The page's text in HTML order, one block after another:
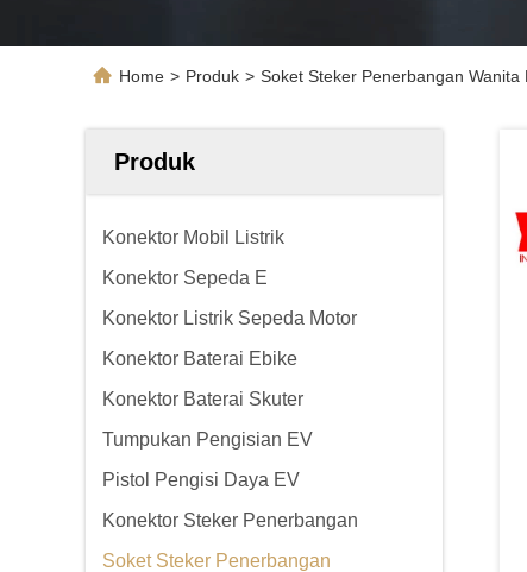
Home > Produk > Soket Steker Penerbangan
Produk
Konektor Mobil Listrik
Konektor Sepeda E
Konektor Listrik Sepeda Motor
Konektor Baterai Ebike
Konektor Baterai Skuter
Tumpukan Pengisian EV
Pistol Pengisi Daya EV
Konektor Steker Penerbangan
Soket Steker Penerbangan